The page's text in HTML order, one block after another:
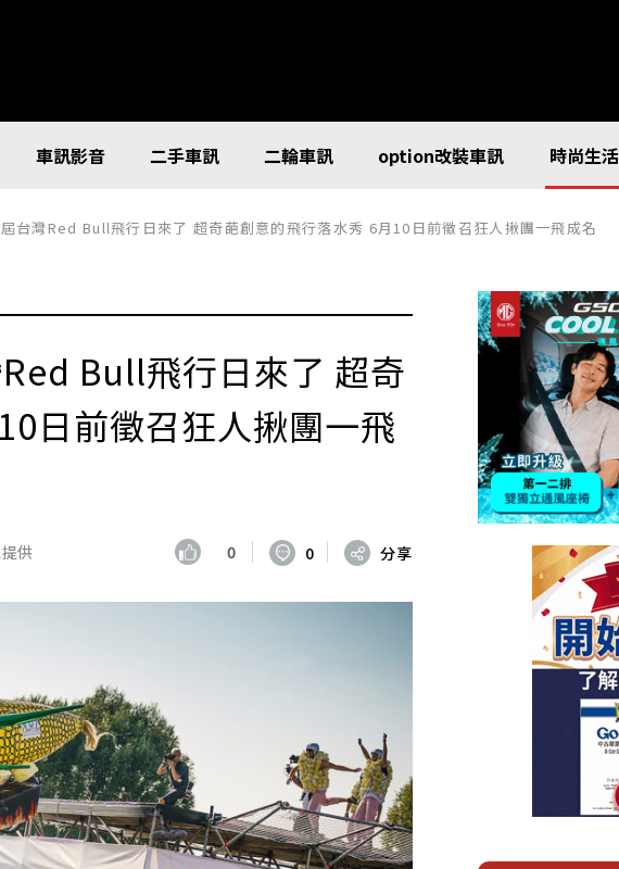
車訊影音 二手車訊 二輪車訊 option改裝車訊 時尚生活
台灣Red Bull飛行日來了 超奇葩創意的飛行落水秀 6月10日前徵召狂人揪團一飛成名
Bull飛行日來了 超奇
日前徵召狂人揪團一飛
供 0 0 分享